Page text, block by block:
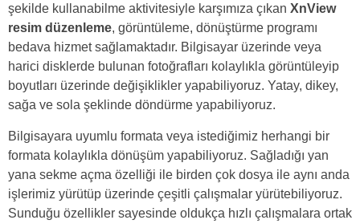
şekilde kullanabilme aktivitesiyle karşımıza çıkan XnView
resim düzenleme, görüntüleme, dönüştürme programı
bedava hizmet sağlamaktadır. Bilgisayar üzerinde veya
harici disklerde bulunan fotoğrafları kolaylıkla görüntüleyip
boyutları üzerinde değişiklikler yapabiliyoruz. Yatay, dikey,
sağa ve sola şeklinde döndürme yapabiliyoruz.
Bilgisayara uyumlu formata veya istediğimiz herhangi bir
formata kolaylıkla dönüşüm yapabiliyoruz. Sağladığı yan
yana sekme açma özelliği ile birden çok dosya ile aynı anda
işlerimiz yürütüp üzerinde çeşitli çalışmalar yürütebiliyoruz.
Sunduğu özellikler sayesinde oldukça hızlı çalışmalara ortak